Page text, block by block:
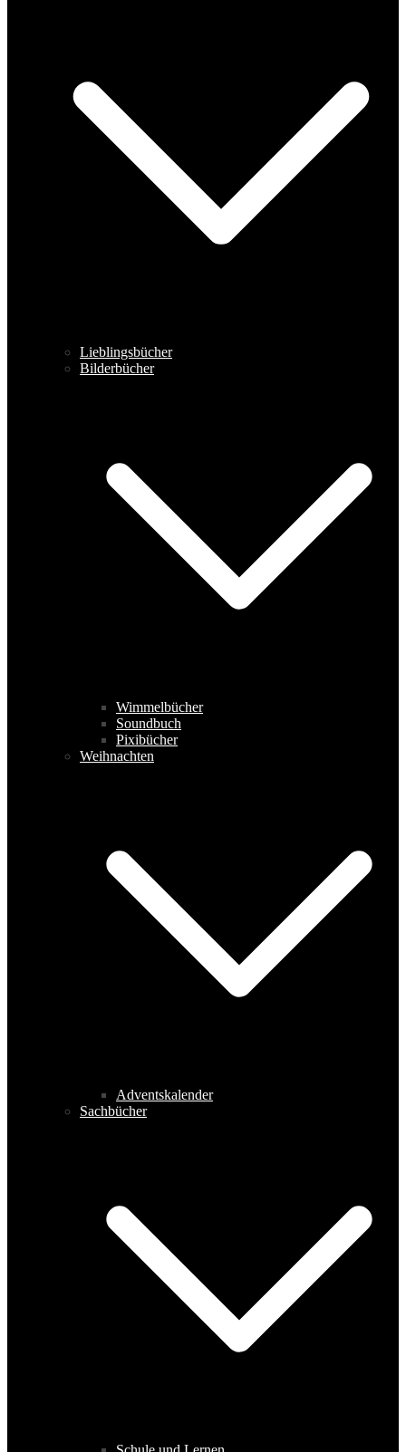
Lieblingsbücher
Bilderbücher
Wimmelbücher
Soundbuch
Pixibücher
Weihnachten
Adventskalender
Sachbücher